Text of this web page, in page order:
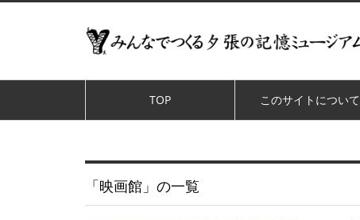
TOP このサイトについて
「映画館」の一覧